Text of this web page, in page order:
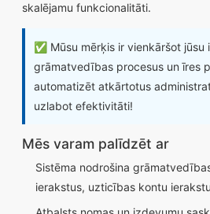
skalējamu funkcionalitāti.
✅ Mūsu mērķis ir vienkāršot jūsu
grāmatvedības procesus un īres
automatizēt atkārtotus
uzlabot efektivitāti!
Mēs varam palīdzēt ar
Sistēma nodrošina
ierakstus, uzticības kontu